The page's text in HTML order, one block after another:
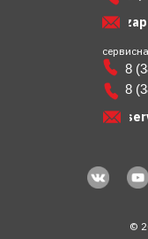
©
8
8